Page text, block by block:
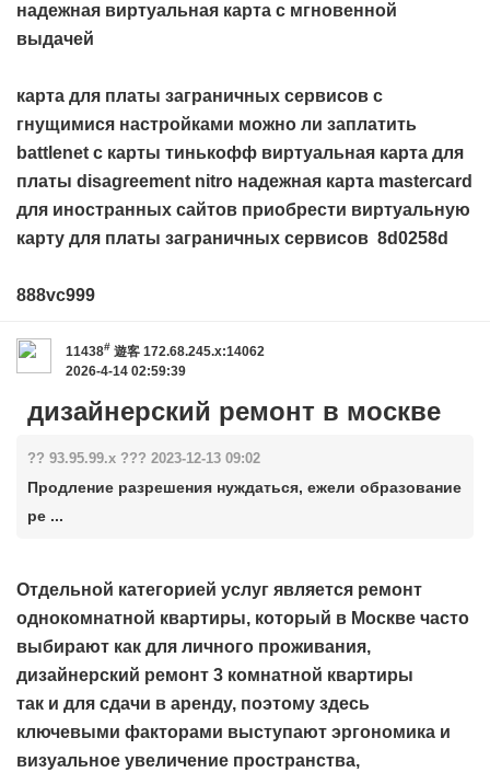
надежная виртуальная карта с мгновенной
выдачей
карта для платы заграничных сервисов с
гнущимися настройками можно ли заплатить
battlenet с карты тинькофф виртуальная карта для
платы disagreement nitro надежная карта mastercard
для иностранных сайтов приобрести виртуальную
карту для платы заграничных сервисов 8d0258d
888vc999
11438# 遊客 172.68.245.x:14062
2026-4-14 02:59:39
дизайнерский ремонт в москве
?? 93.95.99.x ??? 2023-12-13 09:02
Продление разрешения нуждаться, ежели образование
ре ...
Отдельной категорией услуг является ремонт
однокомнатной квартиры, который в Москве часто
выбирают как для личного проживания,
дизайнерский ремонт 3 комнатной квартиры
так и для сдачи в аренду, поэтому здесь
ключевыми факторами выступают эргономика и
визуальное увеличение пространства,